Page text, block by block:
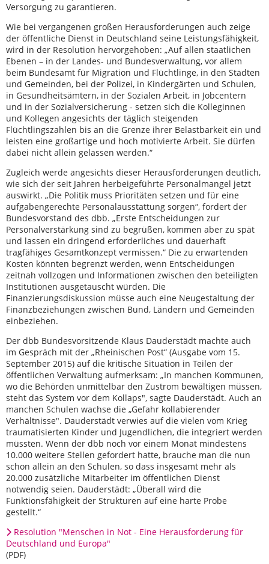
Versorgung zu garantieren.
Wie bei vergangenen großen Herausforderungen auch zeige
der öffentliche Dienst in Deutschland seine Leistungsfähigkeit,
wird in der Resolution hervorgehoben: „Auf allen staatlichen
Ebenen – in der Landes- und Bundesverwaltung, vor allem
beim Bundesamt für Migration und Flüchtlinge, in den Städten
und Gemeinden, bei der Polizei, in Kindergärten und Schulen,
in Gesundheitsämtern, in der Sozialen Arbeit, in Jobcentern
und in der Sozialversicherung - setzen sich die Kolleginnen
und Kollegen angesichts der täglich steigenden
Flüchtlingszahlen bis an die Grenze ihrer Belastbarkeit ein und
leisten eine großartige und hoch motivierte Arbeit. Sie dürfen
dabei nicht allein gelassen werden.“
Zugleich werde angesichts dieser Herausforderungen deutlich,
wie sich der seit Jahren herbeigeführte Personalmangel jetzt
auswirkt. „Die Politik muss Prioritäten setzen und für eine
aufgabengerechte Personalausstattung sorgen“, fordert der
Bundesvorstand des dbb. „Erste Entscheidungen zur
Personalverstärkung sind zu begrüßen, kommen aber zu spät
und lassen ein dringend erforderliches und dauerhaft
tragfähiges Gesamtkonzept vermissen.“ Die zu erwartenden
Kosten könnten begrenzt werden, wenn Entscheidungen
zeitnah vollzogen und Informationen zwischen den beteiligten
Institutionen ausgetauscht würden. Die
Finanzierungsdiskussion müsse auch eine Neugestaltung der
Finanzbeziehungen zwischen Bund, Ländern und Gemeinden
einbeziehen.
Der dbb Bundesvorsitzende Klaus Dauderstädt machte auch
im Gespräch mit der „Rheinischen Post“ (Ausgabe vom 15.
September 2015) auf die kritische Situation in Teilen der
öffentlichen Verwaltung aufmerksam: „In manchen Kommunen,
wo die Behörden unmittelbar den Zustrom bewältigen müssen,
steht das System vor dem Kollaps", sagte Dauderstädt. Auch an
manchen Schulen wachse die „Gefahr kollabierender
Verhältnisse". Dauderstädt verwies auf die vielen vom Krieg
traumatisierten Kinder und Jugendlichen, die integriert werden
müssten. Wenn der dbb noch vor einem Monat mindestens
10.000 weitere Stellen gefordert hatte, brauche man die nun
schon allein an den Schulen, so dass insgesamt mehr als
20.000 zusätzliche Mitarbeiter im öffentlichen Dienst
notwendig seien. Dauderstädt: „Überall wird die
Funktionsfähigkeit der Strukturen auf eine harte Probe
gestellt.“
Resolution "Menschen in Not - Eine Herausforderung für
Deutschland und Europa"
(PDF)